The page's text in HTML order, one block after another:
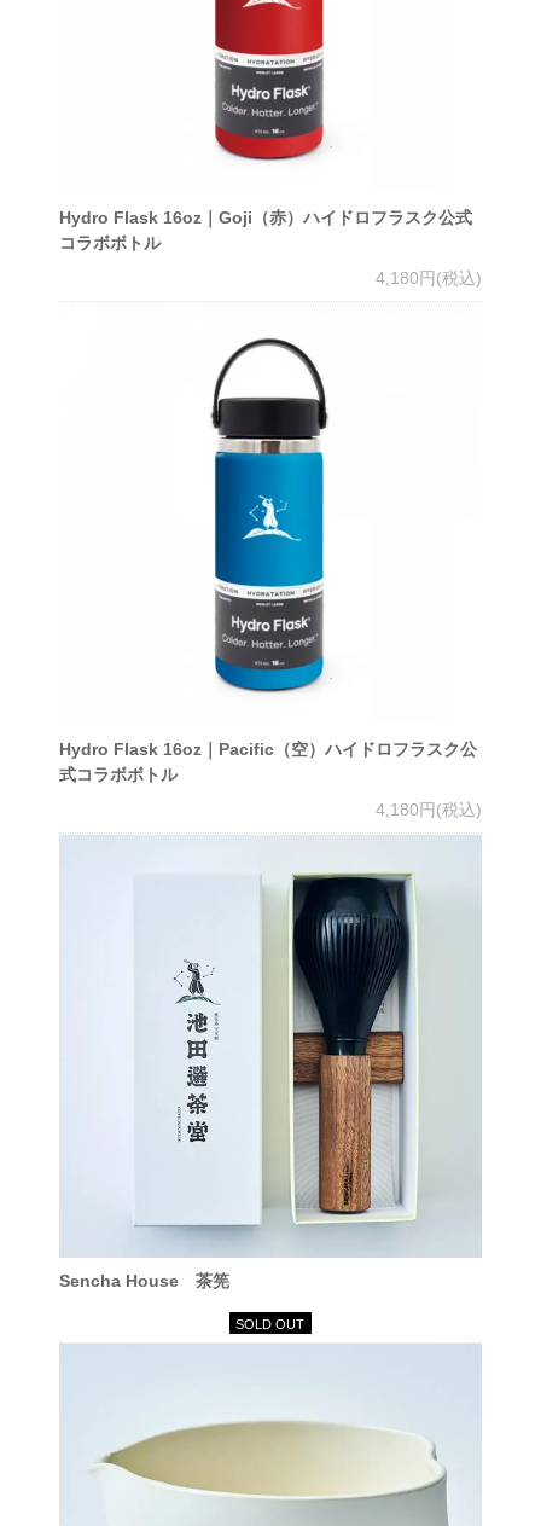
Hydro Flask 16oz｜Goji（赤）ハイドロフラスク公式
コラボボトル
4,180円(税込)
Hydro Flask 16oz｜Pacific（空）ハイドロフラスク公
式コラボボトル
4,180円(税込)
Sencha House 茶筅
SOLD OUT